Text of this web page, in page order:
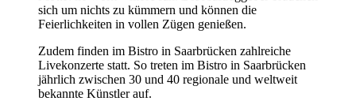
sich um nichts zu kümmern und können die
Feierlichkeiten in vollen Zügen genießen.
Zudem finden im Bistro in Saarbrücken zahlreiche
Livekonzerte statt. So treten im Bistro in Saarbrücken
jährlich zwischen 30 und 40 regionale und weltweit
bekannte Künstler auf.